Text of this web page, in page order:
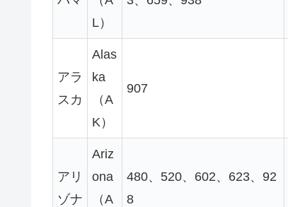
L）
アラ
スカ
Alas
ka
（A
K）
907
アリ
ゾナ
Ariz
ona
（A
480、520、602、623、92
8